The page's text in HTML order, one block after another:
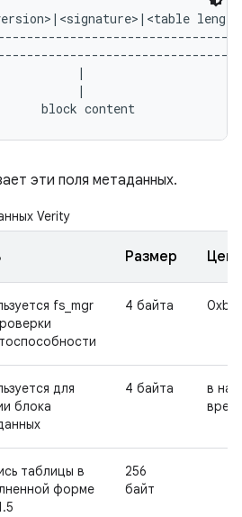
|
|
эти поля метаданных.
Verity
Размер
fs_mgr
4 байта
для
блока
4 байта
в
таблицы в
форме
256
байт